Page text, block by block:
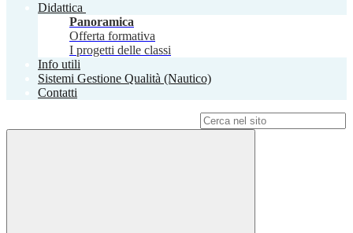
Didattica
Panoramica
Offerta formativa
I progetti delle classi
Info utili
Sistemi Gestione Qualità (Nautico)
Contatti